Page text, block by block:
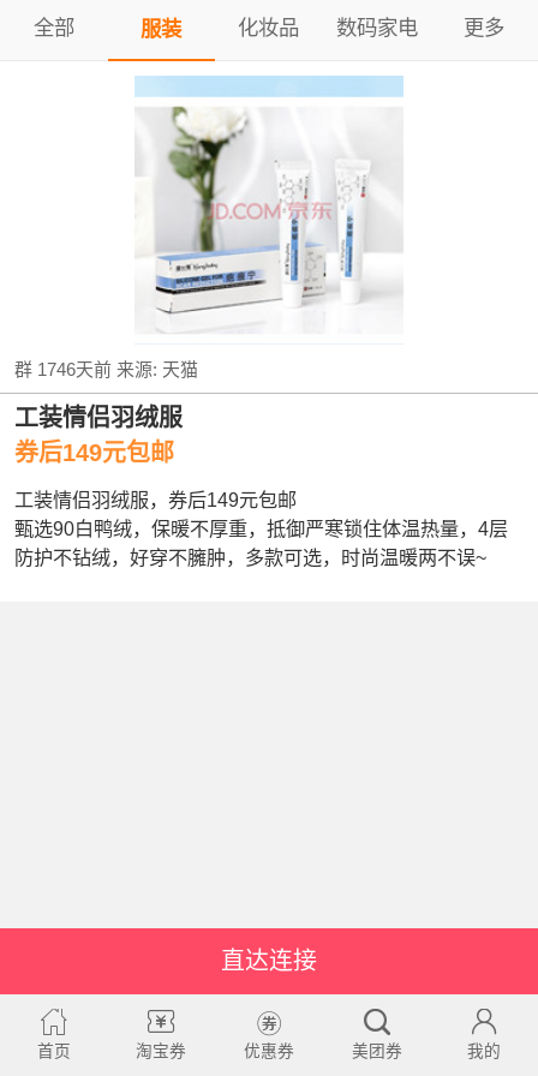
全部 服装 化妆品 数码家电 更多
群 1746天前来源: 天猫
工装情侣羽绒服
券后149元包邮
工装情侣羽绒服，券后149元包邮
甄选90白鸭绒，保暖不厚重，抵御严寒锁住体温热量，4层
防护不钻绒，好穿不臃肿，多款可选，时尚温暖两不误~
直达连接
首页 淘宝券 优惠券 美团券 我的